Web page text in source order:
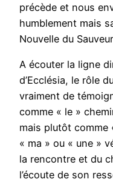
précède et nous
humblement mais
Nouvelle du
A écouter la ligne
d’Ecclésia, le rôle
vraiment de
comme « le »
mais plutôt comme
« ma » ou « une »
la rencontre et du
l’écoute de son